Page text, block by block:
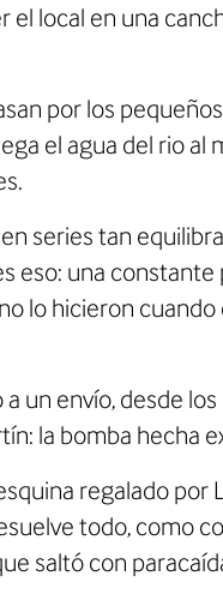
el local en una
por los
el agua del rio al
series tan
eso: una
lo hicieron
un envío, desde
la bomba hecha
regalado
todo, como
saltó con